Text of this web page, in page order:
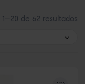
de 62 resultados